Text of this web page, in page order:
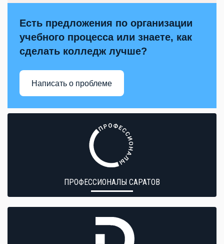
Есть предложения по организации
учебного процесса или знаете, как
сделать колледж лучше?
Написать о проблеме
ПРОФЕССИОНАЛЫ САРАТОВ